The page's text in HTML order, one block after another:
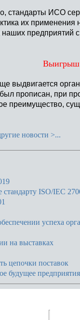
стандарты ИСО
их
предприятий
Выигрыш
выдвигается
прописан, при
преимущество,
новости >...
стандарту ISO/IEC
успеха
на выставках
цепочки поставок
будущее предприятия